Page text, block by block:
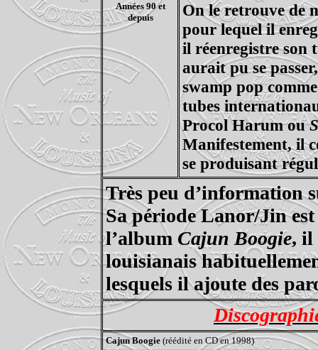
Années 90 et
depuis
On le retrouve de
pour lequel il
il réenregistre son
aurait pu se
swamp pop
tubes
Procol Harum ou
Manifestement, il
se produisant
Très peu d’information
Sa période Lanor/Jin
l’album Cajun Boogie, il
louisianais
lesquels il ajoute des
Cajun Boogie (réédité en CD en 1998)